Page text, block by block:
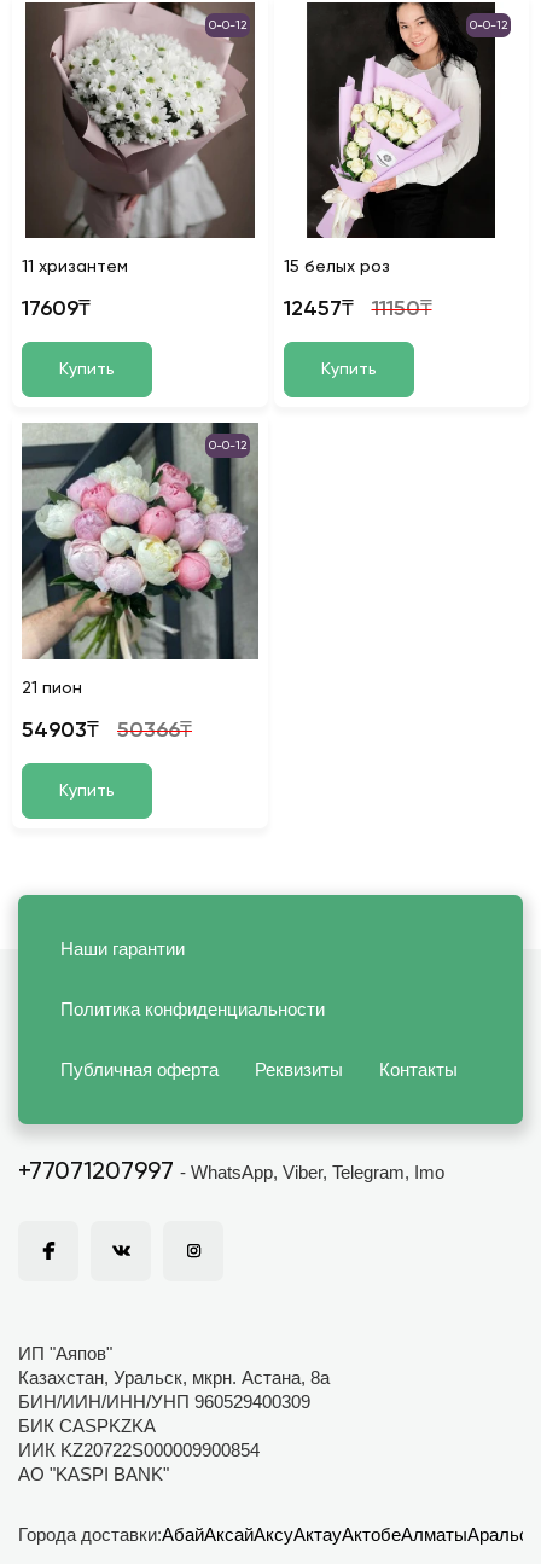
0-0-12
11 хризантем
17609₸
Купить
0-0-12
15 белых роз
12457₸ 11150₸
Купить
0-0-12
21 пион
54903₸ 50366₸
Купить
Наши гарантии
Политика конфиденциальности
Публичная оферта Реквизиты Контакты
+77071207997 - WhatsApp, Viber, Telegram, Imo
ИП "Аяпов"
Казахстан, Уральск, мкрн. Астана, 8а
БИН/ИИН/ИНН/УНП 960529400309
БИК CASPKZKA
ИИК KZ20722S000009900854
АО "KASPI BANK"
Города доставки:АбайАксайАксуАктауАктобеАлматыАральск